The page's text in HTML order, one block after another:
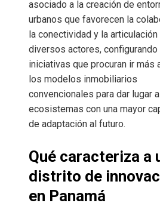
asociado a la creación de
urbanos que favorecen la
la conectividad y la articulación
diversos actores, configurando
iniciativas que procuran ir más
los modelos inmobiliarios
convencionales para dar lugar a
ecosistemas con una mayor
de adaptación al futuro.
Qué caracteriza a
distrito de
en Panamá